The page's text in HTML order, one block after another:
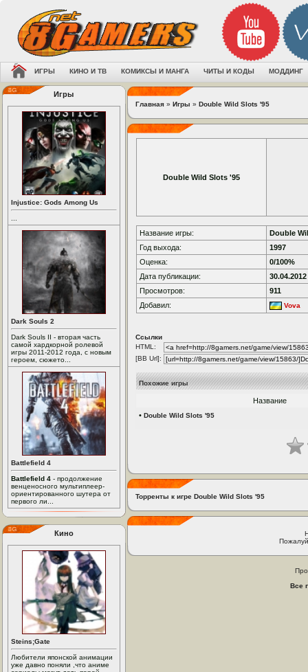
ИГРЫ КИНО И ТВ КОМИКСЫ И МАНГА ЧИТЫ И КОДЫ МОДДИНГ
Игры
Injustice: Gods Among Us
Dark Souls 2
Dark Souls II - вторая часть
самой хардкорной ролевой
игры 2011-2012 года, с новым
героем, сюжето...
Battlefield 4
Battlefield 4 - продолжение
венценосного мультиплеер-
ориентированного шутера от
первого ли...
Кино
Steins;Gate
Любители японской анимации
уже давно поняли ,что аниме
Главная » Игры » Double Wild Slots '95
Double Wild Slots '95
Название игры:
Double
Год выхода:
1997
Оценка:
0/100%
Дата публикации:
30.04.2012
Просмотров:
911
Добавил:
Vova
Ссылки
HTML:
[BB Url]:
Похожие игры
Название
• Double Wild Slots '95
Торренты к игре Double Wild Slots '95
Все